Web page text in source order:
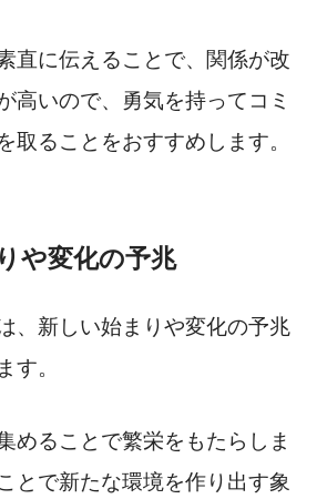
直に伝えることで、関係が改
高いので、勇気を持ってコミ
取ることをおすすめします。
や変化の予兆
、新しい始まりや変化の予兆
す。
めることで繁栄をもたらしま
とで新たな環境を作り出す象